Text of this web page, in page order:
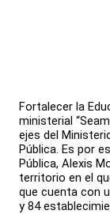
Fortalecer la
ministerial
ejes del
Pública. Es por
Pública, Alexis
territorio en el
que cuenta con
y 84